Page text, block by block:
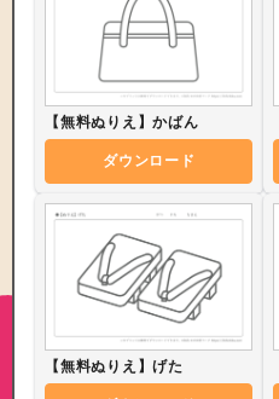
【無料ぬりえ】かばん
ダウンロード
【無料ぬりえ】げた